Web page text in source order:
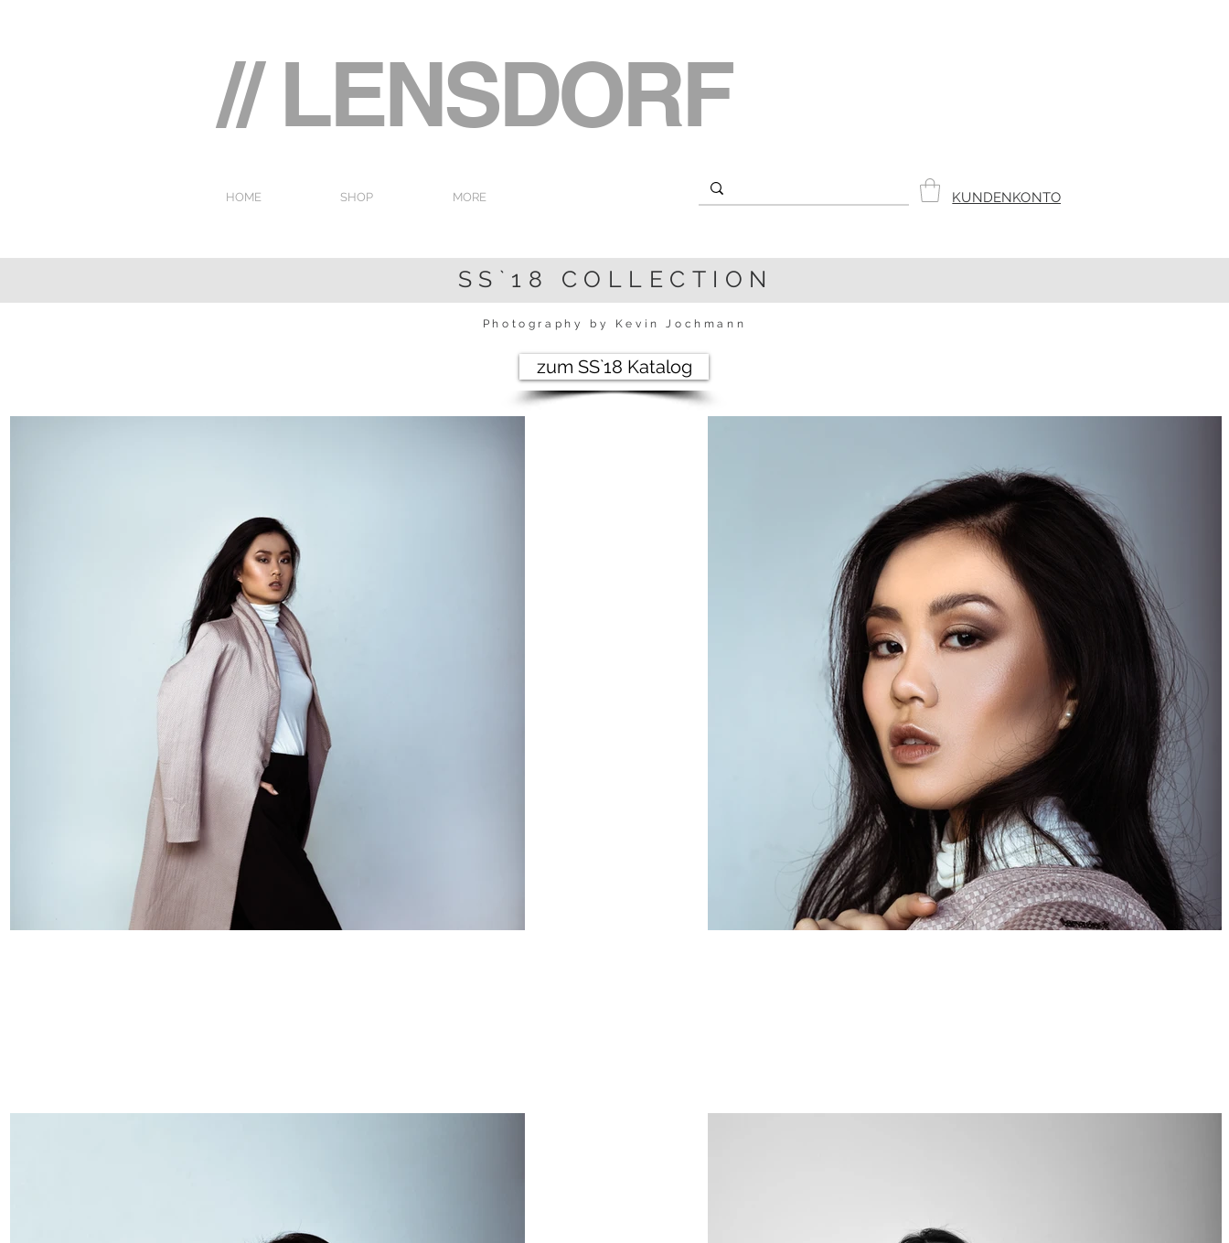
// LENSDORF
HOME SHOP MORE KUNDENKONTO
SS`18 COLLECTION
Photography by Kevin Jochmann
zum SS`18 Katalog